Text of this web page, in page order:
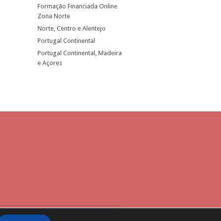
Formação Financiada Online
Zona Norte
Norte, Centro e Alentejo
Portugal Continental
Portugal Continental, Madeira
e Açores